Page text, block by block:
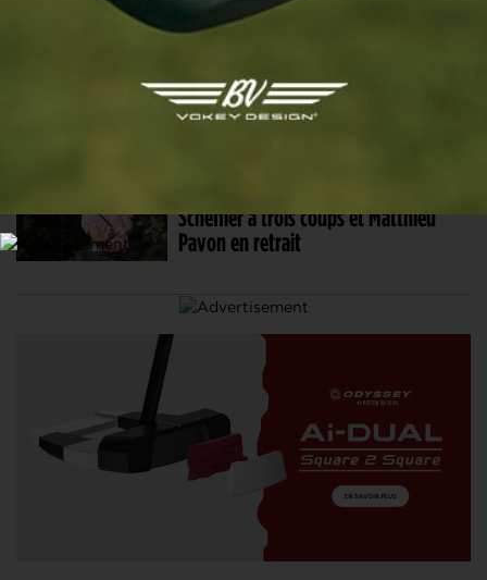
Michael Kim nouveau leader record,
Scottie Scheffler à sept coups et
Scheffler à trois coups et Matthieu
Pavon en retrait